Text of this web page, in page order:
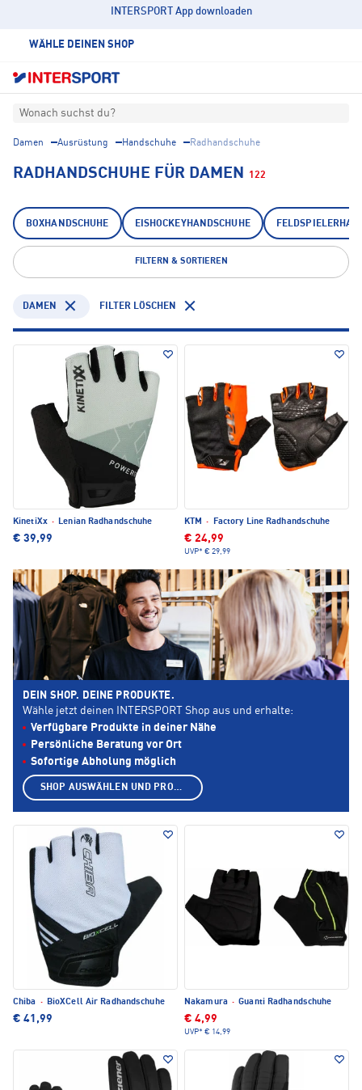
INTERSPORT App downloaden
WÄHLE DEINEN SHOP
Wonach suchst du?
Damen Ausrüstung Handschuhe Radhandschuhe
RADHANDSCHUHE FÜR DAMEN 122
BOXHANDSCHUHE EISHOCKEYHANDSCHUHE
FILTERN & SORTIEREN
DAMEN FILTER LÖSCHEN
KinetiXx · Lenian Radhandschuhe
€ 39,99
KTM · Factory Line Radhandschuhe
€ 24,99
UVP* € 29,99
Chiba · BioXCell Air Radhandschuhe
€ 41,99
Nakamura · Guanti Radhandschuhe
€ 4,99
UVP* € 14,99
DEIN SHOP. DEINE PRODUKTE.
Wähle jetzt deinen INTERSPORT Shop aus und erhalte:
Verfügbare Produkte in deiner Nähe
Persönliche Beratung vor Ort
Sofortige Abholung möglich
SHOP AUSWÄHLEN UND PRODUKTE ANZEIGEN